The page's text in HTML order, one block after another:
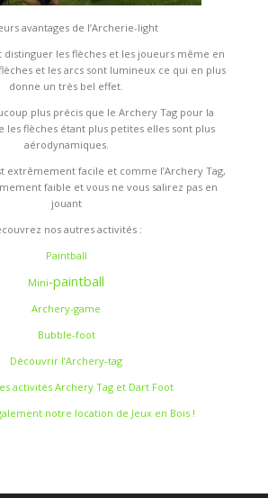
avantages de l’Archerie-light
les flèches et les joueurs même en
et les arcs sont lumineux ce qui en plus
donne un très bel effet.
plus précis que le Archery Tag pour la
les flèches étant plus petites elles sont plus
aérodynamiques.
extrêmement facile et comme l’Archery Tag,
faible et vous ne vous salirez pas en
jouant
nos autres activités :
Paintball
Mini-paintball
Archery-game
Bubble-foot
Découvrir l’Archery-tag
activités Archery Tag et Dart Foot
notre location de Jeux en Bois !